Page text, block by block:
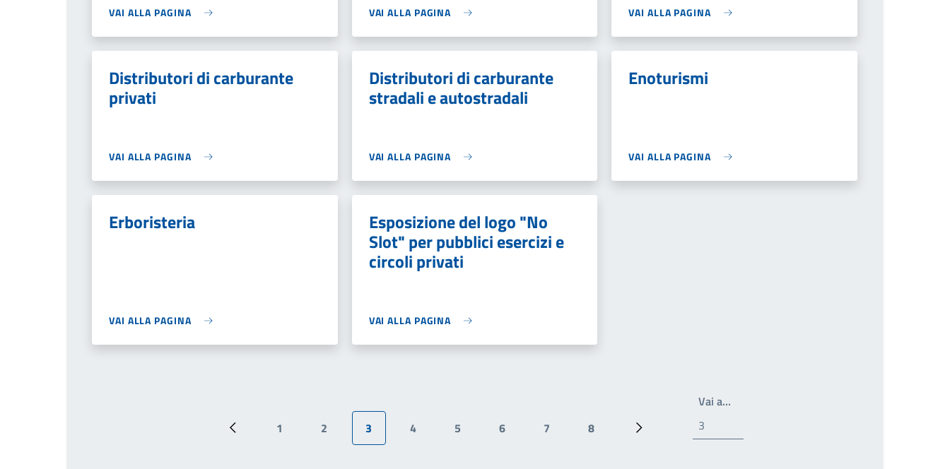
VAI ALLA PAGINA VAI ALLA PAGINA VAI ALLA PAGINA
Distributori di carburante
privati
VAI ALLA PAGINA
Distributori di carburante
stradali e autostradali
VAI ALLA PAGINA
Enoturismi
VAI ALLA PAGINA
Erboristeria
VAI ALLA PAGINA
Esposizione del logo "No
Slot" per pubblici esercizi e
circoli privati
VAI ALLA PAGINA
Pagina precedente
Pagina
1
Pagina
2
Pagina attuale
3
Pagina
4
Pagina
5
Pagina
6
Pagina
7
Pagina
8
Prossima pagina
Vai a…Write the page number you want to go to